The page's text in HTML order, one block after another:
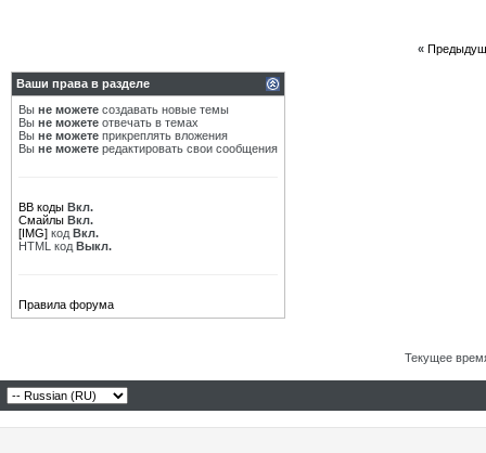
«
Ваши права в разделе
Вы не можете создавать новые темы
Вы не можете отвечать в темах
Вы не можете прикреплять вложения
Вы не можете редактировать свои сообщения
BB коды Вкл.
Смайлы Вкл.
[IMG] код Вкл.
HTML код Выкл.
Правила форума
Текущее